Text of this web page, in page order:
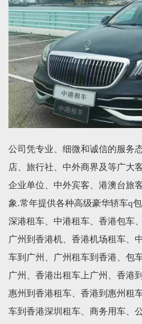
公司凭专业、细微和诚信的服务
店、旅行社、中外商界及等广大
企业单位、中外宾客、港澳台旅
象.常年提供各种高级豪华轿车q
深港租车、中港租车、香港包车、
广州到香港机、香港机场租车、
车到广州、广州租车到香港、包
广州、香港出租车上广州、香港
惠州到香港租车、香港到惠州租
车到香港深圳租车、商务用车、